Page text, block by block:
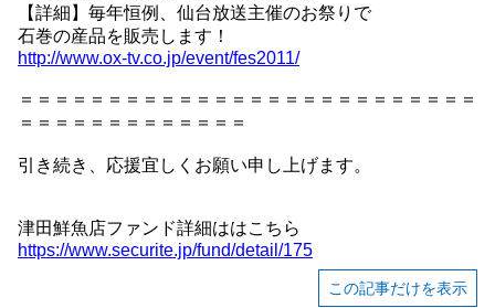
【詳細】毎年恒例、仙台放送主催のお祭りで
石巻の産品を販売します！
http://www.ox-tv.co.jp/event/fes2011/
＝＝＝＝＝＝＝＝＝＝＝＝＝＝＝＝＝＝＝＝＝＝＝＝＝＝
＝＝＝＝＝＝＝＝＝＝＝＝＝
引き続き、応援宜しくお願い申し上げます。
津田鮮魚店ファンド詳細ははこちら
https://www.securite.jp/fund/detail/175
この記事だけを表示